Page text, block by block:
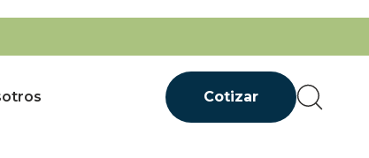
Cotizar